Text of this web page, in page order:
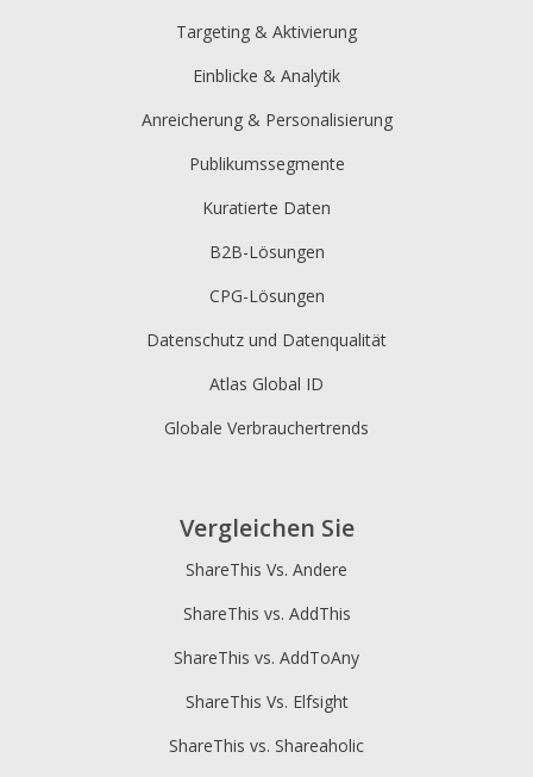
Targeting & Aktivierung
Einblicke & Analytik
Anreicherung & Personalisierung
Publikumssegmente
Kuratierte Daten
B2B-Lösungen
CPG-Lösungen
Datenschutz und Datenqualität
Atlas Global ID
Globale Verbrauchertrends
Vergleichen Sie
ShareThis Vs. Andere
ShareThis vs. AddThis
ShareThis vs. AddToAny
ShareThis Vs. Elfsight
ShareThis vs. Shareaholic